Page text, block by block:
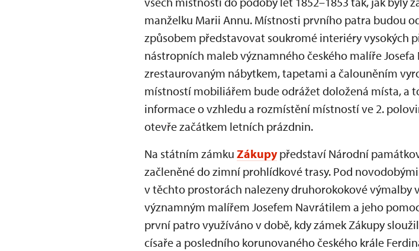
manželku Marii Annu. Místnosti prvního patra budou
způsobem představovat soukromé interiéry vysokých
nástropních maleb významného českého malíře
zrestaurovaným nábytkem, tapetami a čalouněním
místností mobiliářem bude odrážet doložená místa, a
informace o vzhledu a rozmístění místností ve 2.
otevře začátkem letních prázdnin.
Na státním zámku Zákupypředstaví Národní
začleněné do zimní prohlídkové trasy. Pod
v těchto prostorách nalezeny druhorokokové výmalby
významným malířem Josefem Navrátilem a jeho
první patro využíváno v době, kdy zámek Zákupy
císaře a posledního korunovaného českého krále